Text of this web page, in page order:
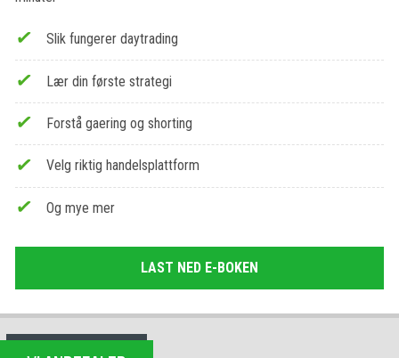
Slik fungerer daytrading
Lær din første strategi
Forstå gaering og shorting
Velg riktig handelsplattform
Og mye mer
LAST NED E-BOKEN